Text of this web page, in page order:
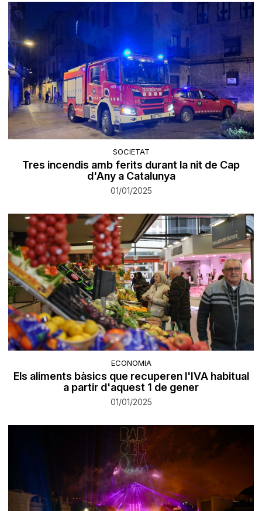
SOCIETAT
Tres incendis amb ferits durant la nit de Cap
d'Any a Catalunya
01/01/2025
ECONOMIA
Els aliments bàsics que recuperen l'IVA habitual
a partir d'aquest 1 de gener
01/01/2025